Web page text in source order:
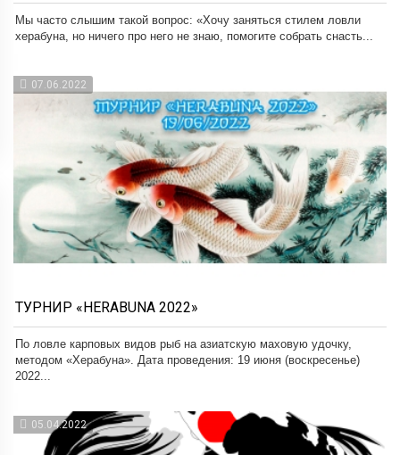
Мы часто слышим такой вопрос: «Хочу заняться стилем ловли
херабуна, но ничего про него не знаю, помогите собрать снасть...
07.06.2022
ТУРНИР «HERABUNA 2022»
По ловле карповых видов рыб на азиатскую маховую удочку,
методом «Херабуна». Дата проведения: 19 июня (воскресенье)
2022...
05.04.2022